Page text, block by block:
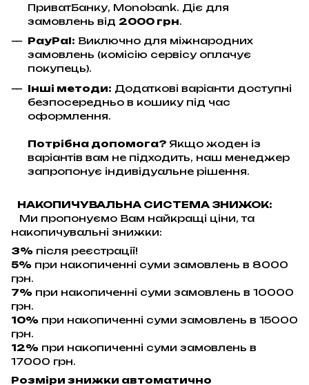
ПриватБанку, Monobank. Діє для
замовлень від 2000 грн.
PayPal: Виключно для міжнародних
замовлень (комісію сервісу оплачує
покупець).
Інші методи: Додаткові варіанти доступні
безпосередньо в кошику під час
оформлення.
Потрібна допомога? Якщо жоден із
варіантів вам не підходить, наш менеджер
запропонує індивідуальне рішення.
НАКОПИЧУВАЛЬНА СИСТЕМА ЗНИЖОК:
Ми пропонуємо Вам найкращі ціни, та
накопичувальні знижки:
3% після реєстрації!
5% при накопиченні суми замовлень в 8000
грн.
7% при накопиченні суми замовлень в 10000
грн.
10% при накопиченні суми замовлень в 15000
грн.
12% при накопиченні суми замовлень в
17000 грн.
Розміри знижки автоматично